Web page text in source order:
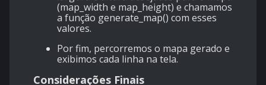
(map_width e map_height) e chamamos
a função generate_map() com esses
valores.
Por fim, percorremos o mapa gerado e
exibimos cada linha na tela.
Considerações Finais